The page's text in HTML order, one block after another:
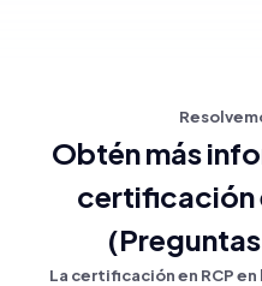
Obtén más
certificación
La certificación en RCP